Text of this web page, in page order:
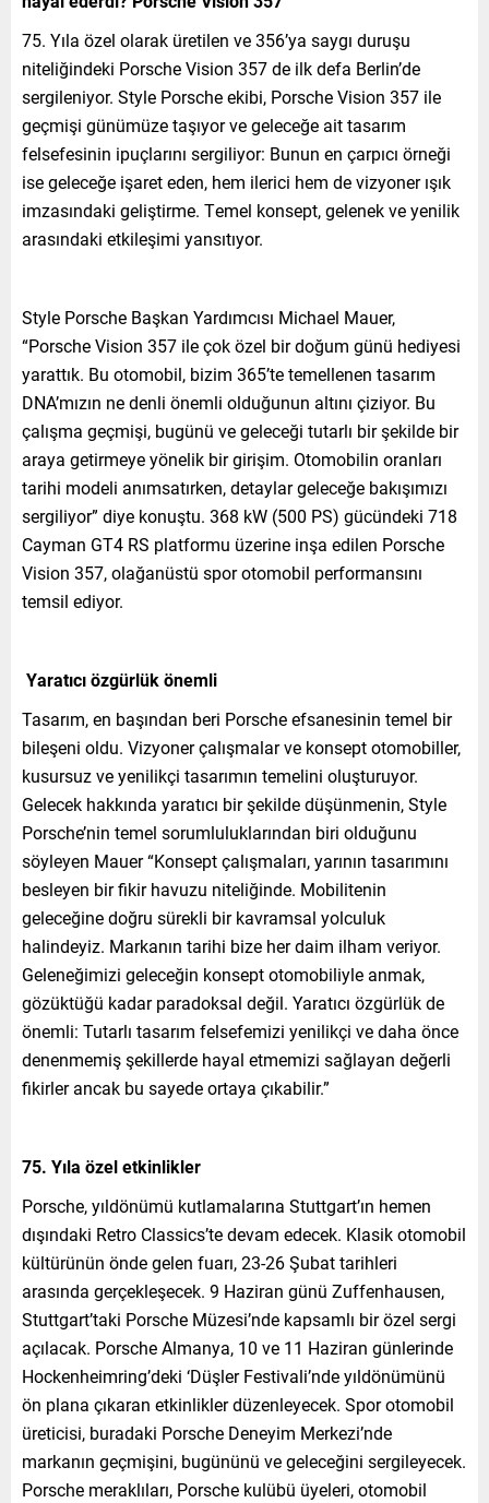
75. Yıla özel olarak üretilen ve 356’ya saygı duruşu
niteliğindeki Porsche Vision 357 de ilk defa Berlin’de
sergileniyor. Style Porsche ekibi, Porsche Vision 357 ile
geçmişi günümüze taşıyor ve geleceğe ait tasarım
felsefesinin ipuçlarını sergiliyor: Bunun en çarpıcı örneği
ise geleceğe işaret eden, hem ilerici hem de vizyoner ışık
imzasındaki geliştirme. Temel konsept, gelenek ve yenilik
arasındaki etkileşimi yansıtıyor.
Style Porsche Başkan Yardımcısı Michael Mauer,
“Porsche Vision 357 ile çok özel bir doğum günü hediyesi
yarattık. Bu otomobil, bizim 365’te temellenen tasarım
DNA’mızın ne denli önemli olduğunun altını çiziyor. Bu
çalışma geçmişi, bugünü ve geleceği tutarlı bir şekilde bir
araya getirmeye yönelik bir girişim. Otomobilin oranları
tarihi modeli anımsatırken, detaylar geleceğe bakışımızı
sergiliyor” diye konuştu. 368 kW (500 PS) gücündeki 718
Cayman GT4 RS platformu üzerine inşa edilen Porsche
Vision 357, olağanüstü spor otomobil performansını
temsil ediyor.
Yaratıcı özgürlük önemli
Tasarım, en başından beri Porsche efsanesinin temel bir
bileşeni oldu. Vizyoner çalışmalar ve konsept otomobiller,
kusursuz ve yenilikçi tasarımın temelini oluşturuyor.
Gelecek hakkında yaratıcı bir şekilde düşünmenin, Style
Porsche’nin temel sorumluluklarından biri olduğunu
söyleyen Mauer “Konsept çalışmaları, yarının tasarımını
besleyen bir fikir havuzu niteliğinde. Mobilitenin
geleceğine doğru sürekli bir kavramsal yolculuk
halindeyiz. Markanın tarihi bize her daim ilham veriyor.
Geleneğimizi geleceğin konsept otomobiliyle anmak,
gözüktüğü kadar paradoksal değil. Yaratıcı özgürlük de
önemli: Tutarlı tasarım felsefemizi yenilikçi ve daha önce
denenmemiş şekillerde hayal etmemizi sağlayan değerli
fikirler ancak bu sayede ortaya çıkabilir.”
75. Yıla özel etkinlikler
Porsche, yıldönümü kutlamalarına Stuttgart’ın hemen
dışındaki Retro Classics’te devam edecek. Klasik otomobil
kültürünün önde gelen fuarı, 23-26 Şubat tarihleri
arasında gerçekleşecek. 9 Haziran günü Zuffenhausen,
Stuttgart’taki Porsche Müzesi’nde kapsamlı bir özel sergi
açılacak. Porsche Almanya, 10 ve 11 Haziran günlerinde
Hockenheimring’deki ‘Düşler Festivali’nde yıldönümünü
ön plana çıkaran etkinlikler düzenleyecek. Spor otomobil
üreticisi, buradaki Porsche Deneyim Merkezi’nde
markanın geçmişini, bugününü ve geleceğini sergileyecek.
Porsche meraklıları, Porsche kulübü üyeleri, otomobil